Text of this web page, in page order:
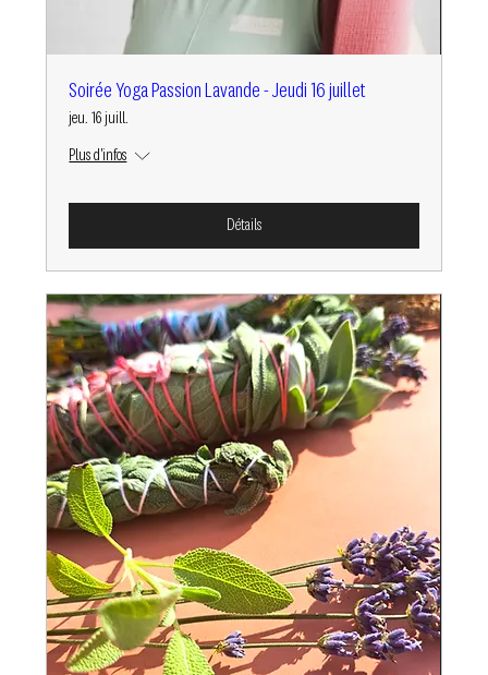
Soirée Yoga Passion Lavande - Jeudi 16 juillet
jeu. 16 juill.
Plus d'infos
Détails